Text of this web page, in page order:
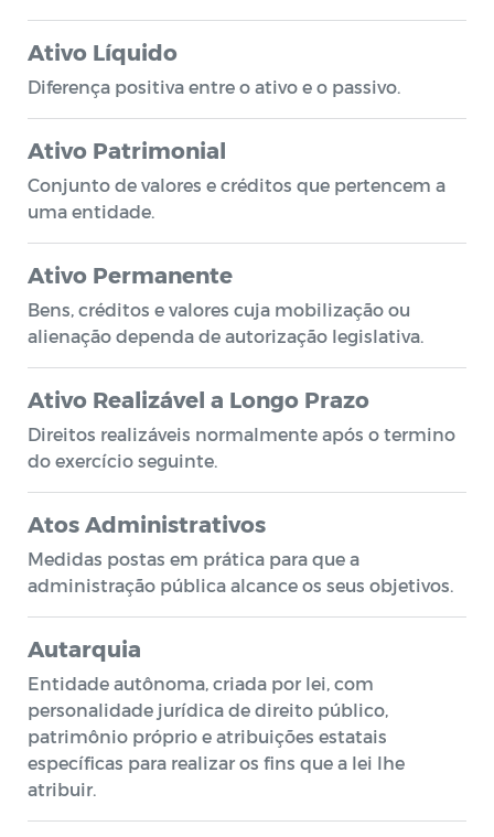
Ativo Líquido
Diferença positiva entre o ativo e o passivo.
Ativo Patrimonial
Conjunto de valores e créditos que pertencem a
uma entidade.
Ativo Permanente
Bens, créditos e valores cuja mobilização ou
alienação dependa de autorização legislativa.
Ativo Realizável a Longo Prazo
Direitos realizáveis normalmente após o termino
do exercício seguinte.
Atos Administrativos
Medidas postas em prática para que a
administração pública alcance os seus objetivos.
Autarquia
Entidade autônoma, criada por lei, com
personalidade jurídica de direito público,
patrimônio próprio e atribuições estatais
específicas para realizar os fins que a lei lhe
atribuir.